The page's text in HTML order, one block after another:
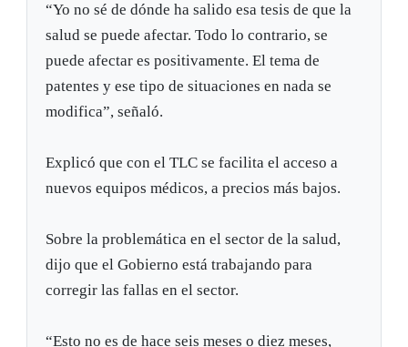
“Yo no sé de dónde ha salido esa tesis de que la
salud se puede afectar. Todo lo contrario, se
puede afectar es positivamente. El tema de
patentes y ese tipo de situaciones en nada se
modifica”, señaló.
Explicó que con el TLC se facilita el acceso a
nuevos equipos médicos, a precios más bajos.
Sobre la problemática en el sector de la salud,
dijo que el Gobierno está trabajando para
corregir las fallas en el sector.
“Esto no es de hace seis meses o diez meses,